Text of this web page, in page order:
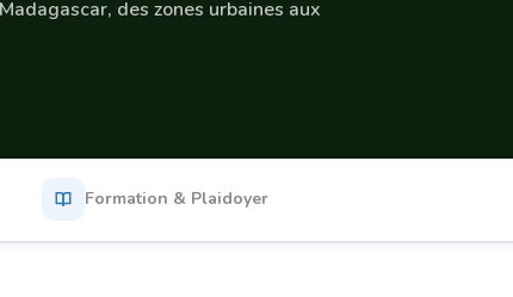
des zones urbaines aux
Formation & Plaidoyer